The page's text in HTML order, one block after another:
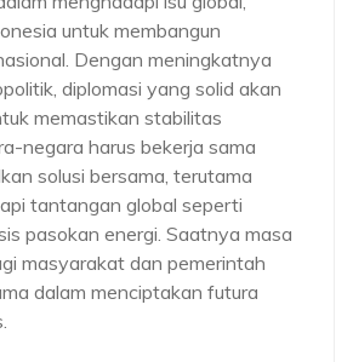
untuk membangun
Dengan meningkatnya
diplomasi yang solid akan
memastikan stabilitas
negara harus bekerja sama
solusi bersama, terutama
tantangan global seperti
pasokan energi. Saatnya masa
masyarakat dan pemerintah
dalam menciptakan futura